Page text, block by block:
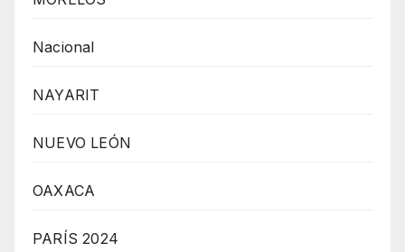
Nacional
NAYARIT
NUEVO LEÓN
OAXACA
PARÍS 2024